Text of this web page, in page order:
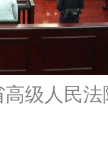
高级人民法